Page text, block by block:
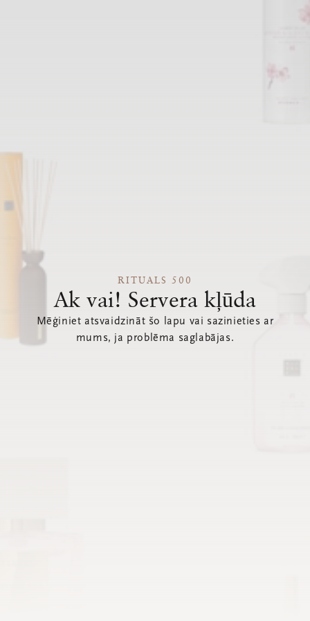
RITUALS 500
Ak vai! Servera kļūda
Mēģiniet atsvaidzināt šo lapu vai sazinieties ar
mums, ja problēma saglabājas.